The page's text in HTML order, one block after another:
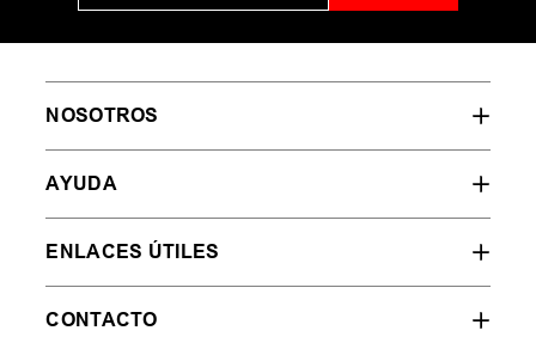
NOSOTROS
AYUDA
ENLACES ÚTILES
CONTACTO